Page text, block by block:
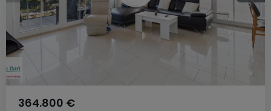
364.800 €